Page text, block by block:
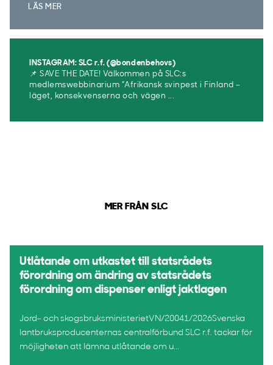
LÄS MER
INSTAGRAM: SLC r.f. (@bondenbehovs)
📌 SAVE THE DATE! Välkommen på SLC:s
medlemswebbinarium ”Afrikansk svinpest i Finland –
läget, konsekvenserna och vägen ...
MER FRÅN SLC
Utlåtande om utkastet till statsrådets
förordning om ändring av statsrådets
förordning om dispenser enligt jaktlagen
Jord- och skogsbruksministerietVN/20041/2026Svenska
lantbruksproducenternas centralförbund SLC r.f. tackar för
möjligheten att lämna utlåtande om u...